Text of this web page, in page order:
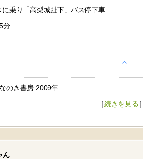
乗り「高梨城趾下」バス停下車
分
のき書房 2009年
［続きを見る］
ん